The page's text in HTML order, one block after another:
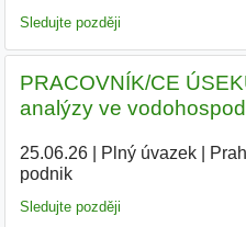
Sledujte později
PRACOVNÍK/CE
analýzy ve
25.06.26| Plný úvazek|
podnik|
Sledujte později